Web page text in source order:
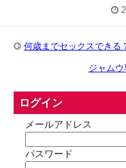
何歳までセックスできる
ジャム
ログイン
メールアドレス
パスワード